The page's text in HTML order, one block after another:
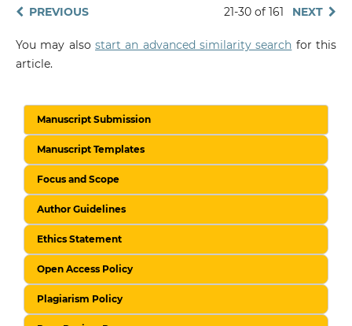
PREVIOUS 21-30 of 161 NEXT
You may also start an advanced similarity search for this
article.
Manuscript Submission
Manuscript Templates
Focus and Scope
Author Guidelines
Ethics Statement
Open Access Policy
Plagiarism Policy